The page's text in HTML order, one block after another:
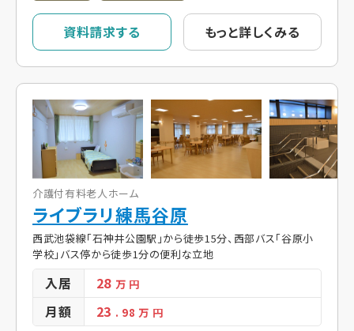
資料請求する もっと詳しくみる
介護付有料老人ホーム
ライブラリ練馬谷原
西武池袋線「石神井公園駅」から徒歩15分、西部バス「谷原小
学校」バス停から徒歩1分の便利な立地
入居 28万 円
月額 23 . 98万 円